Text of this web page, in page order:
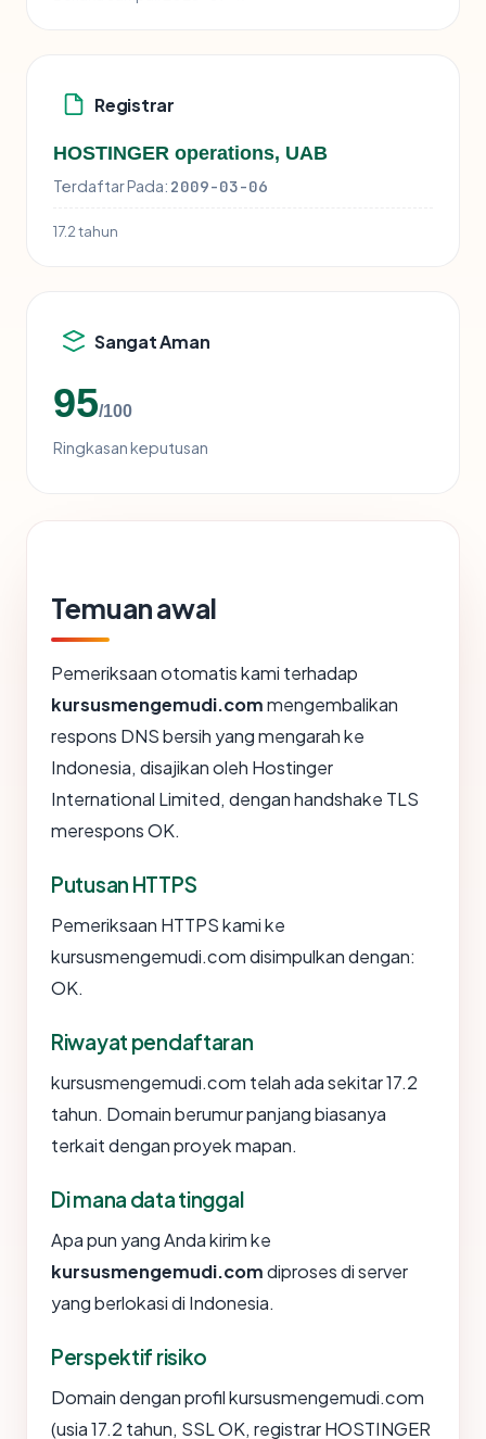
Registrar
HOSTINGER operations, UAB
Terdaftar Pada: 2009-03-06
17.2 tahun
Sangat Aman
95/100
Ringkasan keputusan
Temuan awal
Pemeriksaan otomatis kami terhadap
kursusmengemudi.commengembalikan
respons DNS bersih yang mengarah ke
Indonesia, disajikan oleh Hostinger
International Limited, dengan handshake TLS
merespons OK.
Putusan HTTPS
Pemeriksaan HTTPS kami ke
kursusmengemudi.com disimpulkan dengan:
OK.
Riwayat pendaftaran
kursusmengemudi.com telah ada sekitar 17.2
tahun. Domain berumur panjang biasanya
terkait dengan proyek mapan.
Di mana data tinggal
Apa pun yang Anda kirim ke
kursusmengemudi.comdiproses di server
yang berlokasi di Indonesia.
Perspektif risiko
Domain dengan profil kursusmengemudi.com
(usia 17.2 tahun, SSL OK, registrar HOSTINGER